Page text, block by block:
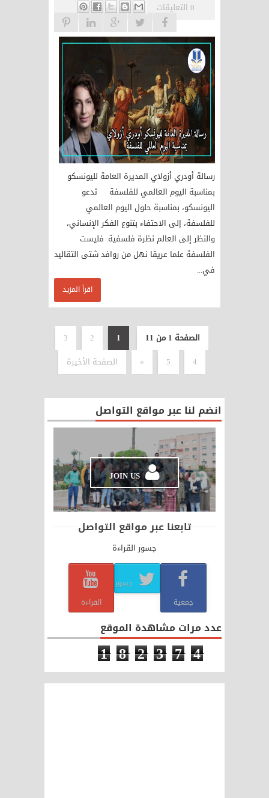
0 التعليقات
رسالة أودري أزولاي المديرة العامة لليونسكو
بمناسبة اليوم العالمي للفلسفة تدعو
اليونسكو، بمناسبة حلول اليوم العالمي
للفلسفة، إلى الاحتفاء بتنوع الفكر الإنساني،
والنظر إلى العالم نظرة فلسفية. فليست
الفلسفة علما عريقا نهل من روافد شتى التقاليد
في...
اقرأ المزيد
الصفحة 1 من 11 1
2
3
4
5
» الصفحة الأخيرة
انضم لنا عبر مواقع التواصل
JOIN US
تابعنا عبر مواقع التواصل
جسور القراءة
جمعية
جسور
القراءة
عدد مرات مشاهدة الموقع
1 8 2 3 7 4